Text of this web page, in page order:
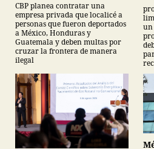
CBP planea contratar una
empresa privada que localicé a
personas que fueron deportados
a México, Honduras y
Guatemala y deben multas por
cruzar la frontera de manera
ilegal
un